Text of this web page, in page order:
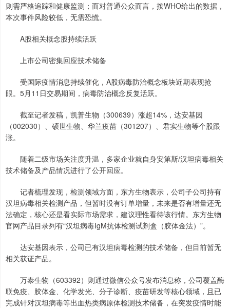
则需严格追踪和健康监测；而对普通公众而言，按WHO给出的数据，
本次事件风险较低，无需恐慌。
A股相关概念股持续活跃
上市公司密集回应技术储备
受国际疫情消息持续催化，A股病毒防治概念板块近期表现抢
眼。5月11日交易期间，病毒防治概念反复活跃。
截至记者发稿，凯普生物（300639）涨超14%，达安基因
（002030）、硕世生物、华兰疫苗（301207）、君实生物等个股跟
涨。
随着二级市场关注度升温，多家企业就自身安第斯/汉坦病毒相关
技术储备及产品情况进行了公开回应。
记者梳理发现，检测领域方面，东方生物表示，公司子公司持有
汉坦病毒相关检测产品，但暂时没有订单增量，未来是否有增量还无
法确定，核心还是看实际市场需求，建议理性看待该行情。东方生物
官网产品目录列有“汉坦病毒IgM抗体检测试剂盒（胶体金法）”。
达安基因表示，公司已有汉坦病毒检测的技术储备，但目前暂无
相关获证产品。
万泰生物（603392）则通过微信公众号发布消息称，公司覆盖酶
联免疫、胶体金、化学发光、分子诊断、疫苗研发等核心领域，且已
完成针对汉坦病毒等出血热类病原体检测技术储备，在突发疫情时能